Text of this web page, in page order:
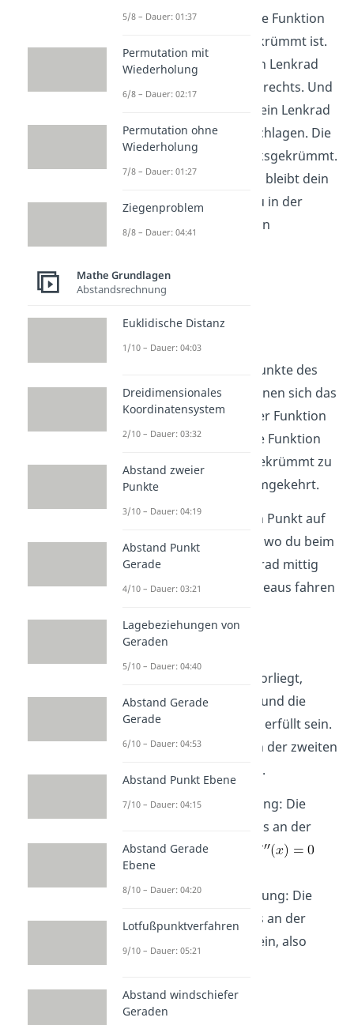
Du kannst sehen, dass die Funktion
rechtsgekrümmt ist.
Hier steuerst du also dein Lenkrad
bis zum Punkt x = 1 nach rechts. Und
bleibt dein Lenkrad
immer nach links eingeschlagen. Die
Funktion ist dort also linksgekrümmt.
An der Stelle
selbst bleibt dein
Lenkrad allerdings genau in der
Mitte. Hier könnte also ein
Wendepunkte
sind die Punkte des
Funktionsgraphen, an denen sich das
Krümmungsverhalten
der Funktion
ändert. Das bedeutet, die Funktion
wechselt dort von linksgekrümmt zu
rechtsgekrümmt oder umgekehrt.
Du kannst dir das als den Punkt auf
dem Graphen vorstellen, wo du beim
Entlangfahren dein Lenkrad mittig
halten und einfach geradeaus fahren
Erklärung:
Damit ein Wendepunkt vorliegt,
müssen dienotwendige
und die
hinreichende
Bedingung erfüllt sein.
Dafür brauchst du neben der zweiten
Ableitung.
Notwendige
Bedingung: Die
zweite Ableitung muss an der
Stelle Null sein, also
Hinreichende
Bedingung: Die
dritte Ableitung muss an der
Stelle ungleich Null sein, also
Beispiel:
5/8 – Dauer: 01:37
Permutation mit
Wiederholung
6/8 – Dauer: 02:17
Permutation ohne
Wiederholung
7/8 – Dauer: 01:27
Ziegenproblem
8/8 – Dauer: 04:41
Mathe Grundlagen
Abstandsrechnung
Euklidische Distanz
1/10 – Dauer: 04:03
Dreidimensionales
Koordinatensystem
2/10 – Dauer: 03:32
Abstand zweier
Punkte
3/10 – Dauer: 04:19
Abstand Punkt
Gerade
4/10 – Dauer: 03:21
Lagebeziehungen von
Geraden
5/10 – Dauer: 04:40
Abstand Gerade
Gerade
6/10 – Dauer: 04:53
Abstand Punkt Ebene
7/10 – Dauer: 04:15
Abstand Gerade
Ebene
8/10 – Dauer: 04:20
Lotfußpunktverfahren
9/10 – Dauer: 05:21
Abstand windschiefer
Geraden